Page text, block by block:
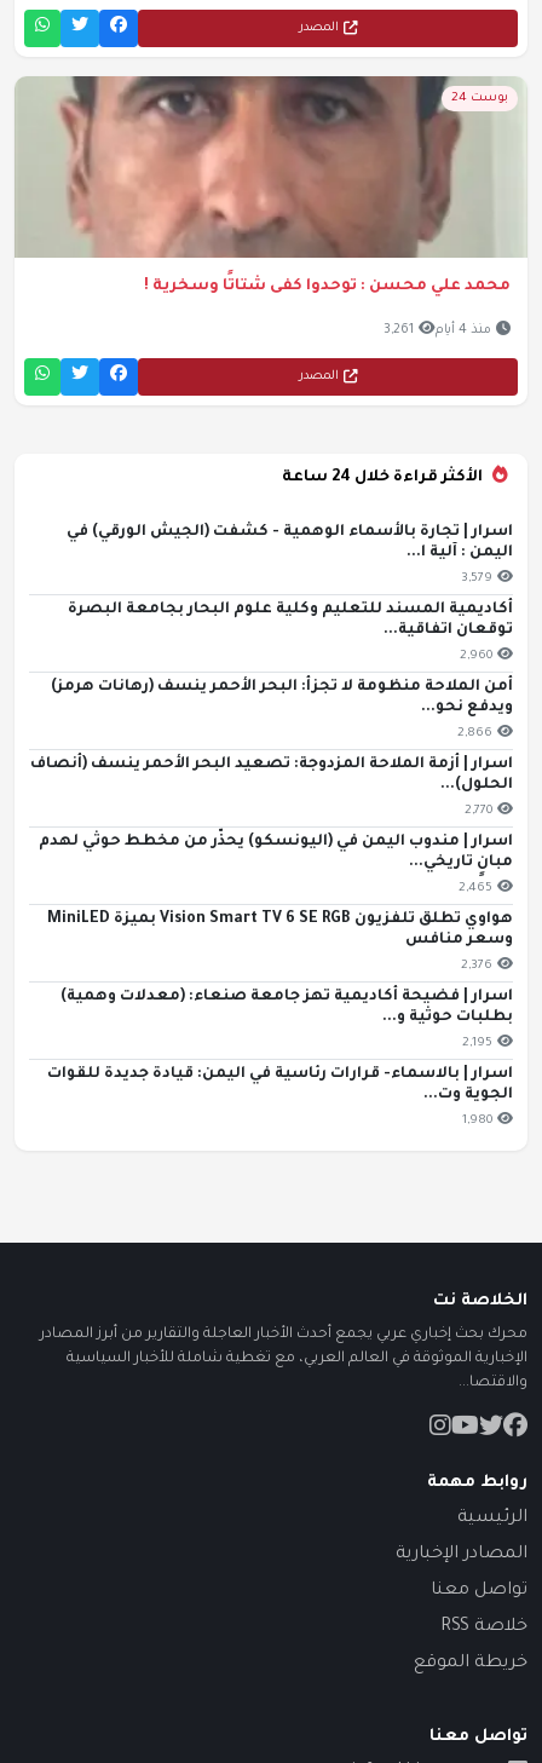
المصدر
بوست 24
محمد علي محسن : توحدوا كفى شتاتًا وسخرية !
منذ 4 أيام 3,261
المصدر
الأكثر قراءة خلال 24 ساعة
اسرار | تجارة بالأسماء الوهمية - كشفت (الجيش الورقي) في
اليمن : آلية ا...
3,579
أكاديمية المسند للتعليم وكلية علوم البحار بجامعة البصرة
توقعان اتفاقية...
2,960
أمن الملاحة منظومة لا تجزأ: البحر الأحمر ينسف (رهانات هرمز)
ويدفع نحو...
2,866
اسرار | أزمة الملاحة المزدوجة: تصعيد البحر الأحمر ينسف (أنصاف
الحلول)...
2,770
اسرار | مندوب اليمن في (اليونسكو) يحذّر من مخطط حوثي لهدم
مبانٍ تاريخي...
2,465
هواوي تطلق تلفزيون Vision Smart TV 6 SE RGB بميزة MiniLED
وسعر منافس
2,376
اسرار | فضيحة أكاديمية تهز جامعة صنعاء: (معدلات وهمية)
بطلبات حوثية و...
2,195
اسرار | بالاسماء- قرارات رئاسية في اليمن: قيادة جديدة للقوات
الجوية وت...
1,980
الخلاصة نت
محرك بحث إخباري عربي يجمع أحدث الأخبار العاجلة والتقارير من أبرز المصادر
الإخبارية الموثوقة في العالم العربي، مع تغطية شاملة للأخبار السياسية
والاقتصا...
روابط مهمة
الرئيسية
المصادر الإخبارية
تواصل معنا
خلاصة RSS
خريطة الموقع
تواصل معنا